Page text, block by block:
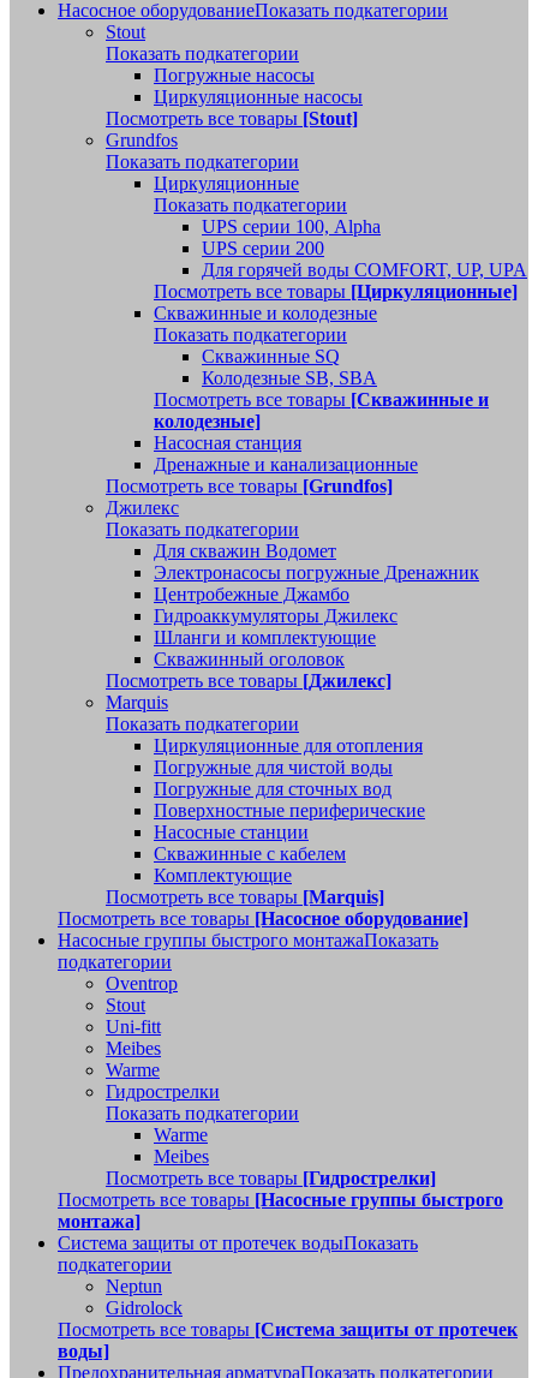
Насосное оборудованиеПоказать подкатегории
Stout
Показать подкатегории
Погружные насосы
Циркуляционные насосы
Посмотреть все товары [Stout]
Grundfos
Показать подкатегории
Циркуляционные
Показать подкатегории
UPS серии 100, Alpha
UPS серии 200
Для горячей воды COMFORT, UP, UPA
Посмотреть все товары [Циркуляционные]
Скважинные и колодезные
Показать подкатегории
Скважинные SQ
Колодезные SB, SBA
Посмотреть все товары [Скважинные и
колодезные]
Насосная станция
Дренажные и канализационные
Посмотреть все товары [Grundfos]
Джилекс
Показать подкатегории
Для скважин Водомет
Электронасосы погружные Дренажник
Центробежные Джамбо
Гидроаккумуляторы Джилекс
Шланги и комплектующие
Скважинный оголовок
Посмотреть все товары [Джилекс]
Marquis
Показать подкатегории
Циркуляционные для отопления
Погружные для чистой воды
Погружные для сточных вод
Поверхностные периферические
Насосные станции
Скважинные с кабелем
Комплектующие
Посмотреть все товары [Marquis]
Посмотреть все товары [Насосное оборудование]
Насосные группы быстрого монтажаПоказать
подкатегории
Oventrop
Stout
Uni-fitt
Meibes
Warme
Гидрострелки
Показать подкатегории
Warme
Meibes
Посмотреть все товары [Гидрострелки]
Посмотреть все товары [Насосные группы быстрого
монтажа]
Система защиты от протечек водыПоказать
подкатегории
Neptun
Gidrolock
Посмотреть все товары [Система защиты от протечек
воды]
Предохранительная арматураПоказать подкатегории